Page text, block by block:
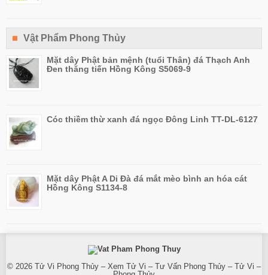
Vật Phẩm Phong Thủy
Mặt dây Phật bản mệnh (tuổi Thân) đá Thạch Anh
Đen thăng tiến Hồng Kông S5069-9
Cóc thiềm thừ xanh đá ngọc Đông Linh TT-DL-6127
Mặt dây Phật A Di Đà đá mắt mèo bình an hóa cát
Hồng Kông S1134-8
© 2026 Tử Vi Phong Thủy – Xem Tử Vi – Tư Vấn Phong Thủy – Tử Vi –